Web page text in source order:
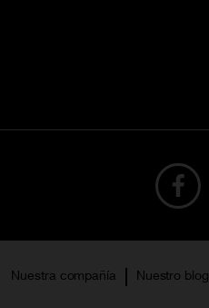
Nuestra compañía Nuestro blog